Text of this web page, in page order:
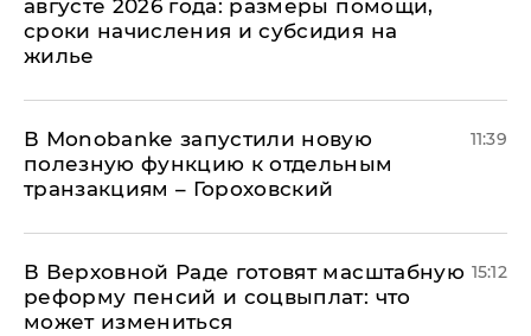
августе 2026 года: размеры помощи,
сроки начисления и субсидия на
жилье
В Мonobankе запустили новую
полезную функцию к отдельным
транзакциям – Гороховский
11:39
В Верховной Раде готовят масштабную
реформу пенсий и соцвыплат: что
может измениться
15:12